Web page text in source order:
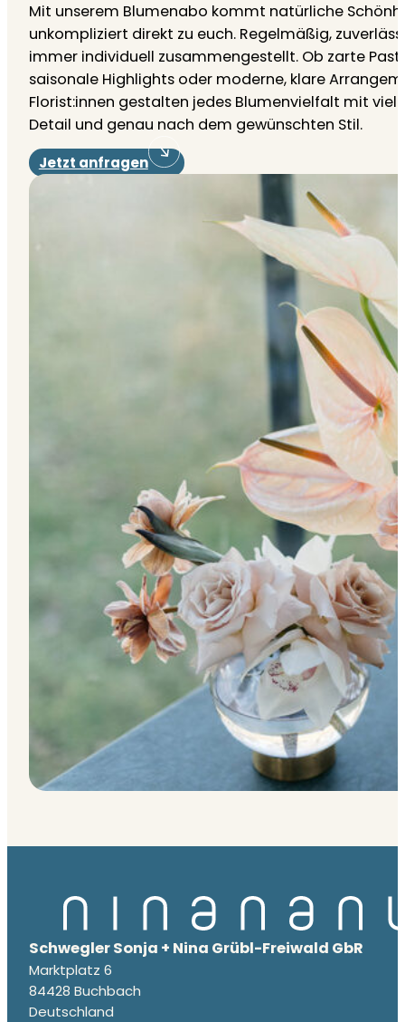
Mit unserem Blumenabo kommt natürliche
unkompliziert direkt zu euch. Regelmäßig,
immer individuell zusammengestellt. Ob zarte
saisonale Highlights oder moderne, klare
Florist:innen gestalten jedes Blumenvielfalt mit viel
Detail und genau nach dem gewünschten Stil.
Jetzt anfragen
Schwegler Sonja + Nina Grübl-Freiwald GbR
Marktplatz 6
84428 Buchbach
Deutschland